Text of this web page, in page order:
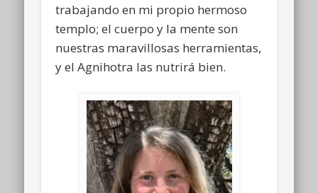
trabajando en mi propio hermoso
templo; el cuerpo y la mente son
nuestras maravillosas herramientas,
y el Agnihotra las nutrirá bien.